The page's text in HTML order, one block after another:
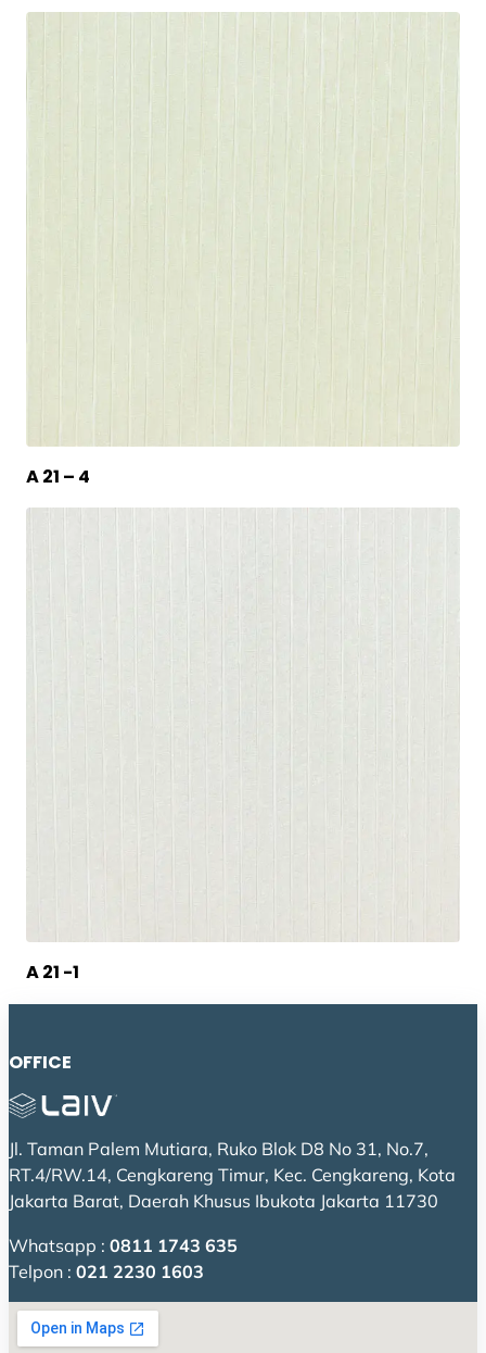
A 21 – 4
A 21 -1
OFFICE
Jl. Taman Palem Mutiara, Ruko Blok D8 No 31, No.7,
RT.4/RW.14, Cengkareng Timur, Kec. Cengkareng, Kota
Jakarta Barat, Daerah Khusus Ibukota Jakarta 11730
Whatsapp : 0811 1743 635
Telpon : 021 2230 1603